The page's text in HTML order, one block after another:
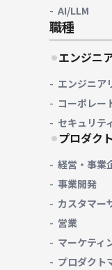
AI/LLM
職種
エンジニ
エンジニア
コーポレー
セキュリテ
プロダク
経営・事業
事業開発
カスタマー
営業
マーケティ
プロダクト